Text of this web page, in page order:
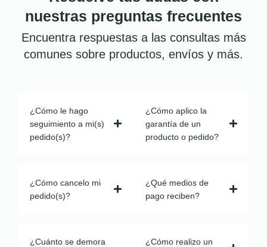
nuestras preguntas frecuentes
Encuentra respuestas a las consultas más
comunes sobre productos, envíos y más.
¿Cómo le hago
seguimiento a mi(s)
pedido(s)?
¿Cómo cancelo mi
pedido(s)?
¿Cuánto se demora
¿Cómo aplico la
garantía de un
producto o pedido?
¿Qué medios de
pago reciben?
¿Cómo realizo un